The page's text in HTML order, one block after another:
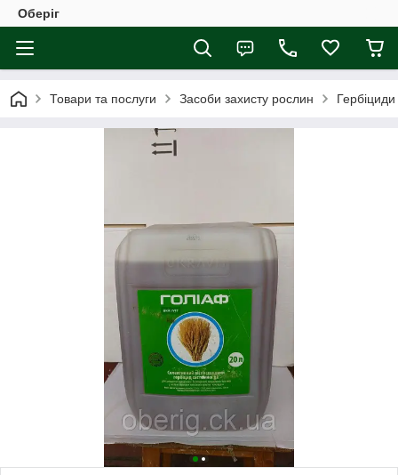
Оберіг
Товари та послуги Засоби захисту рослин Гербіциди